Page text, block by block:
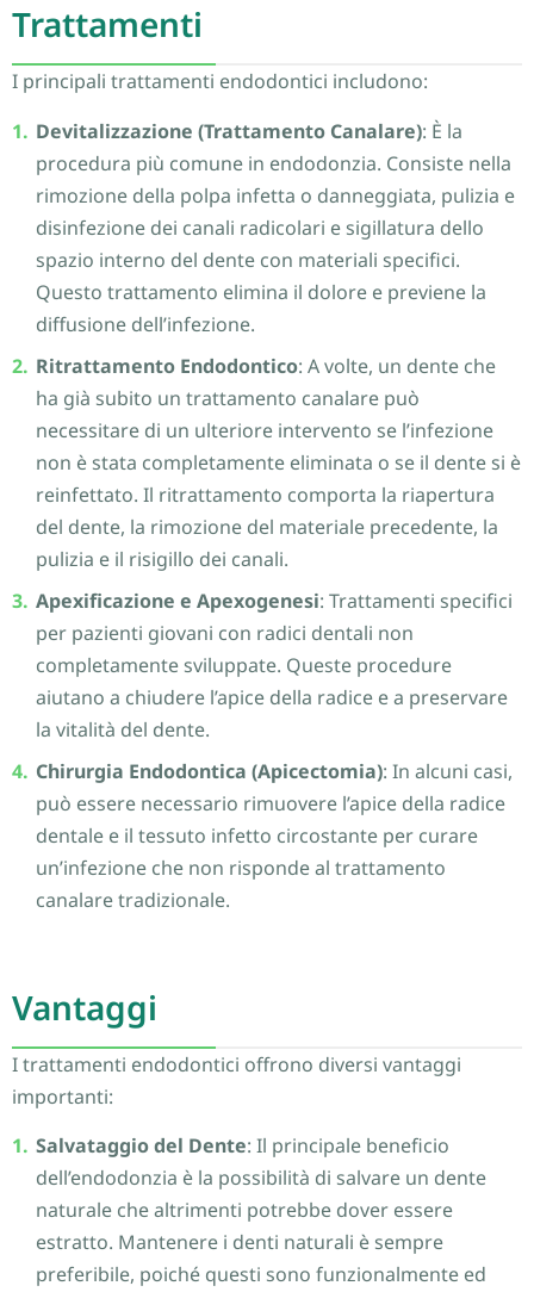
Trattamenti
I principali trattamenti endodontici includono:
Devitalizzazione (Trattamento Canalare): È la
procedura più comune in endodonzia. Consiste nella
rimozione della polpa infetta o danneggiata, pulizia e
disinfezione dei canali radicolari e sigillatura dello
spazio interno del dente con materiali specifici.
Questo trattamento elimina il dolore e previene la
diffusione dell’infezione.
Ritrattamento Endodontico: A volte, un dente che
ha già subito un trattamento canalare può
necessitare di un ulteriore intervento se l’infezione
non è stata completamente eliminata o se il dente si è
reinfettato. Il ritrattamento comporta la riapertura
del dente, la rimozione del materiale precedente, la
pulizia e il risigillo dei canali.
Apexificazione e Apexogenesi: Trattamenti specifici
per pazienti giovani con radici dentali non
completamente sviluppate. Queste procedure
aiutano a chiudere l’apice della radice e a preservare
la vitalità del dente.
Chirurgia Endodontica (Apicectomia): In alcuni casi,
può essere necessario rimuovere l’apice della radice
dentale e il tessuto infetto circostante per curare
un’infezione che non risponde al trattamento
canalare tradizionale.
Vantaggi
I trattamenti endodontici offrono diversi vantaggi
importanti:
Salvataggio del Dente: Il principale beneficio
dell’endodonzia è la possibilità di salvare un dente
naturale che altrimenti potrebbe dover essere
estratto. Mantenere i denti naturali è sempre
preferibile, poiché questi sono funzionalmente ed